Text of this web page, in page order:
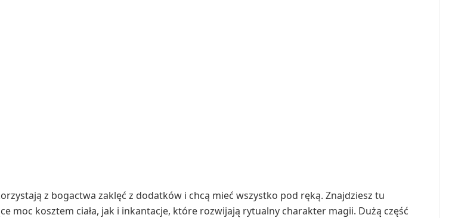
z bogactwa zaklęć z dodatków i chcą mieć wszystko pod ręką. Znajdziesz tu
moc kosztem ciała, jak i inkantacje, które rozwijają rytualny charakter magii. Dużą część